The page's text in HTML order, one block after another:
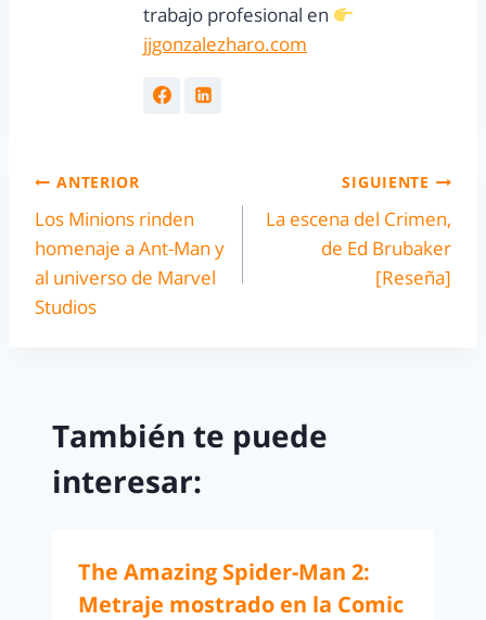
trabajo profesional en
jjgonzalezharo.com
ANTERIOR
Los Minions rinden
homenaje a Ant-Man y
al universo de Marvel
Studios
SIGUIENTE
La escena del Crimen,
de Ed Brubaker
[Reseña]
También te puede
interesar:
The Amazing Spider-Man 2:
Metraje mostrado en la Comic